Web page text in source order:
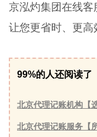
京泓灼集团在线客
让您更省时、更高
99%的人还阅读了
北京代理记账机构【
北京代理记账服务【